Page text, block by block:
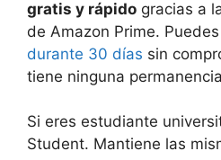
gratis y rápido gracias a
de Amazon Prime. Puedes
durante 30 días sin
tiene ninguna
Si eres estudiante
Student. Mantiene las